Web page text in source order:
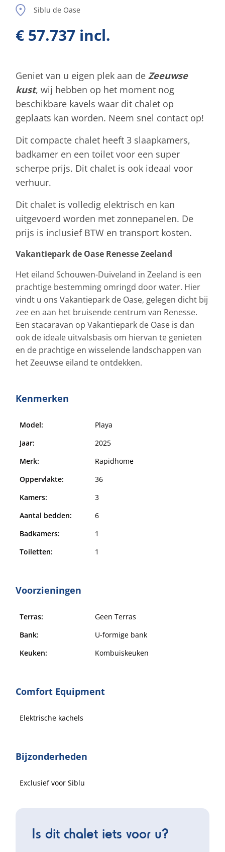
Siblu de Oase
€ 57.737 incl.
Geniet van u eigen plek aan de Zeeuwse
kust, wij hebben op het moment nog
beschikbare kavels waar dit chalet op
geplaats kan worden. Neem snel contact op!
Dit compacte chalet heeft 3 slaapkamers,
badkamer en een toilet voor een super
scherpe prijs. Dit chalet is ook ideaal voor
verhuur.
Dit chalet is volledig elektrisch en kan
uitgevoerd worden met zonnepanelen. De
prijs is inclusief BTW en transport kosten.
Vakantiepark de Oase Renesse Zeeland
Het eiland Schouwen-Duiveland in Zeeland is een
prachtige bestemming omringd door water. Hier
vindt u ons Vakantiepark de Oase, gelegen dicht bij
zee en aan het bruisende centrum van Renesse.
Een stacaravan op Vakantiepark de Oase is dan
ook de ideale uitvalsbasis om hiervan te genieten
en de prachtige en wisselende landschappen van
het Zeeuwse eiland te ontdekken.
Kenmerken
Model:
Playa
Jaar:
2025
Merk:
Rapidhome
Oppervlakte:
36
Kamers:
3
Aantal bedden:
6
Badkamers:
1
Toiletten:
1
Voorzieningen
Terras:
Geen Terras
Bank:
U-formige bank
Keuken:
Kombuiskeuken
Comfort Equipment
Elektrische kachels
Bijzonderheden
Exclusief voor Siblu
Is dit chalet iets voor u?